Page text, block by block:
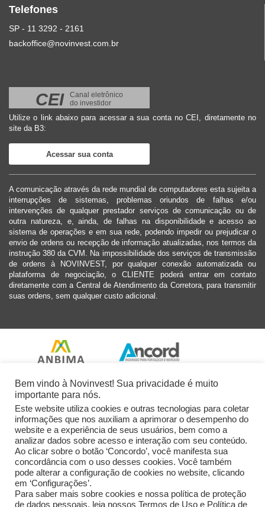
Telefones
SP - 11 3292 - 2161
backoffice@novinvest.com.br
CEI
Canal eletrônico
do investidor
Utilize o link abaixo para acessar a sua conta no CEI, diretamente no
site da B3:
Acessar sua conta
A comunicação através da rede mundial de computadores esta sujeita a
interrupções de sistemas, problemas oriundos de falhas e/ou
intervenções de qualquer prestador serviços de comunicação ou de
outra natureza, e, ainda, de falhas na disponibilidade e acesso ao
sistema de operações e em sua rede, podendo impedir ou prejudicar o
envio de ordens ou recepção de informação atualizadas, nos termos da
instrução 380 da CVM. Na impossibilidade dos serviços de transmissão
de ordens à NOVINVEST, por qualquer conexão automatizada ou
plataforma de negociação, o CLIENTE poderá entrar em contato
diretamente com a Central de Atendimento da Corretora, para transmitir
suas ordens, sem qualquer custo adicional.
Bem vindo à Novinvest! Sua privacidade é muito
importante para nós.
Este website utiliza cookies e outras tecnologias para coletar
informações que nos auxiliam a aprimorar o desempenho do
website e a experiência de seus usuários, bem como a
analizar dados sobre acesso e interação com seu conteúdo.
Ao clicar sobre o botão ‘Concordo’, você manifesta sua
concordância com o uso desses cookies. Você também
pode alterar a configuração de cookies no website, clicando
em ‘Configurações’.
Para saber mais sobre cookies e nossa política de proteção
de dados pessoais, leia nossos Termos de Uso e Política de